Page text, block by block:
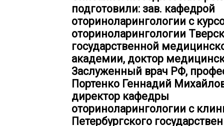
подготовили: зав. кафедрой
оториноларингологии с
оториноларингологии
государственной
академии, доктор
Заслуженный врач РФ,
Портенко Геннадий
директор кафедры
оториноларингологии с
Петербургского